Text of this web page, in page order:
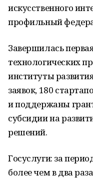
искусственного
профильный
Завершилась
технологических
институты
заявок, 180
и поддержаны
субсидии на
решений.
Госуслуги: за
более чем в два